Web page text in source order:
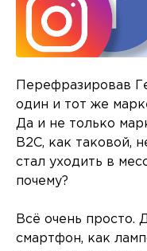
Перефразировав
один и тот же
Да и не только
B2C, как таковой,
стал уходить в
почему?
Всё очень просто.
смартфон, как